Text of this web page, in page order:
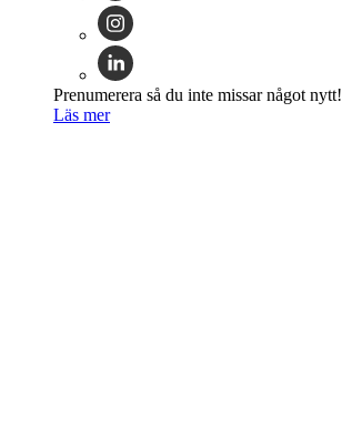
Prenumerera så du inte missar något nytt!
Läs mer